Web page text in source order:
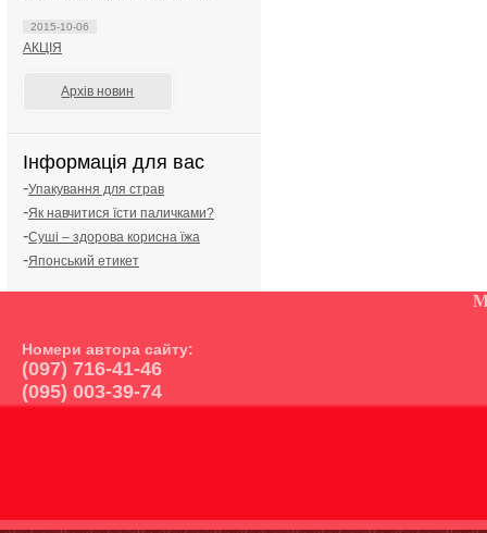
2015-10-06
АКЦІЯ
Архів новин
Інформація для вас
-Упакування для страв
-Як навчитися їсти паличками?
-Суші – здорова корисна їжа
-Японський етикет
Номери автора сайту:
(097) 716-41-46
(095) 003-39-74